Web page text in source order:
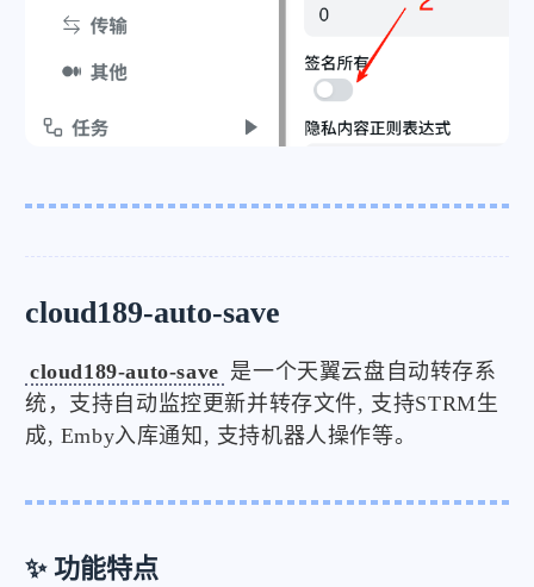
cloud189-auto-save
cloud189-auto-save 是一个天翼云盘自动转存系
统，支持自动监控更新并转存文件, 支持STRM生
成, Emby入库通知, 支持机器人操作等。
✨ 功能特点